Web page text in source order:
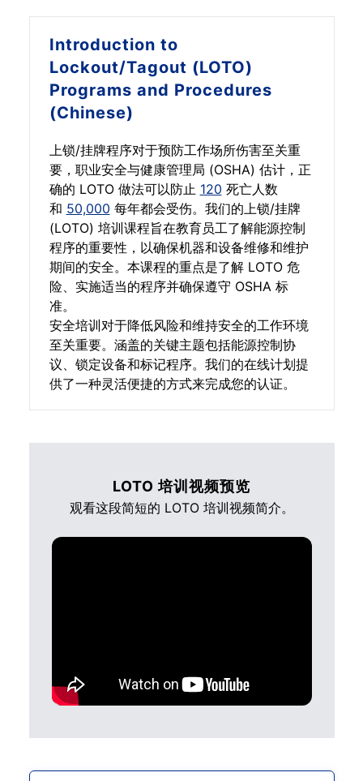
Introduction to
Lockout/Tagout (LOTO)
Programs and Procedures
(Chinese)
上锁/挂牌程序对于预防工作场所伤害至关重
要，职业安全与健康管理局 (OSHA) 估计，正
确的 LOTO 做法可以防止 120 死亡人数
和 50,000 每年都会受伤。我们的上锁/挂牌
(LOTO) 培训课程旨在教育员工了解能源控制
程序的重要性，以确保机器和设备维修和维护
期间的安全。本课程的重点是了解 LOTO 危
险、实施适当的程序并确保遵守 OSHA 标
准。
安全培训对于降低风险和维持安全的工作环境
至关重要。涵盖的关键主题包括能源控制协
议、锁定设备和标记程序。我们的在线计划提
供了一种灵活便捷的方式来完成您的认证。
LOTO 培训视频预览
观看这段简短的 LOTO 培训视频简介。